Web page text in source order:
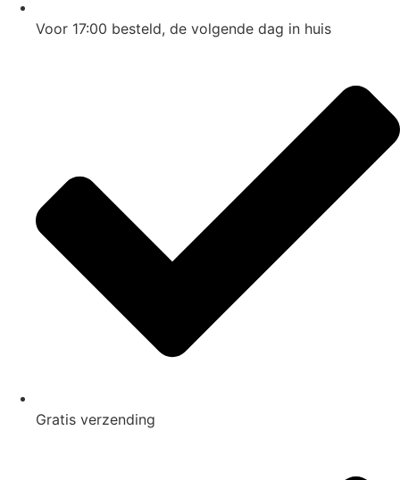
Voor 17:00 besteld, de volgende dag in huis
Gratis verzending